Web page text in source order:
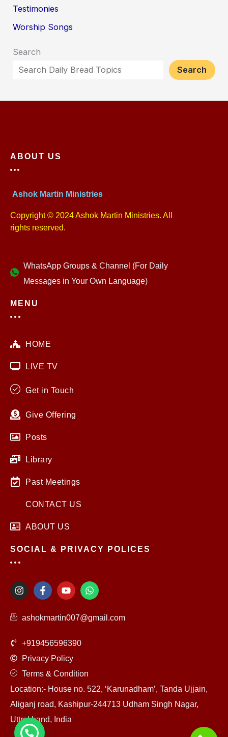
Testimonies
Worship Songs
Search
Search
ABOUT US
Ashok Martin Ministries
Copyright © 2024 Ashok Martin Ministries. All
rights reserved.
WhatsApp Groups & Channel (For Daily
Messages in Your Own Language)
MENU
HOME
LIVE TV
Get in Touch
Give Offering
Posts
Library
Past Meetings
CONTACT US
ABOUT US
SOCIAL & PRIVACY POLICES
I
n
a
m
F
a
b
o
k
-
Y
o
t
u
e
W
h
s
ashokmartin007@gmail.com
+919456596390
Privacy Policy
Terms & Condition
Location:- House no. 522, ‘Karunadham’, Tanda Ujjain,
Aliganj road, Kashipur-244713 Udham Singh Nagar,
Uttrakhand, India